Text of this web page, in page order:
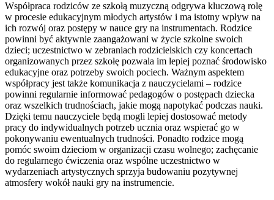
Współpraca rodziców ze szkołą muzyczną odgrywa kluczową rolę
w procesie edukacyjnym młodych artystów i ma istotny wpływ na
ich rozwój oraz postępy w nauce gry na instrumentach. Rodzice
powinni być aktywnie zaangażowani w życie szkolne swoich
dzieci; uczestnictwo w zebraniach rodzicielskich czy koncertach
organizowanych przez szkołę pozwala im lepiej poznać środowisko
edukacyjne oraz potrzeby swoich pociech. Ważnym aspektem
współpracy jest także komunikacja z nauczycielami – rodzice
powinni regularnie informować pedagogów o postępach dziecka
oraz wszelkich trudnościach, jakie mogą napotykać podczas nauki.
Dzięki temu nauczyciele będą mogli lepiej dostosować metody
pracy do indywidualnych potrzeb ucznia oraz wspierać go w
pokonywaniu ewentualnych trudności. Ponadto rodzice mogą
pomóc swoim dzieciom w organizacji czasu wolnego; zachęcanie
do regularnego ćwiczenia oraz wspólne uczestnictwo w
wydarzeniach artystycznych sprzyja budowaniu pozytywnej
atmosfery wokół nauki gry na instrumencie.